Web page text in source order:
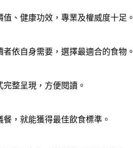
、健康功效，專業及權威度十足。
依自身需要，選擇最適合的食物。
整呈現，方便閱讀。
，就能獲得最佳飲食標準。